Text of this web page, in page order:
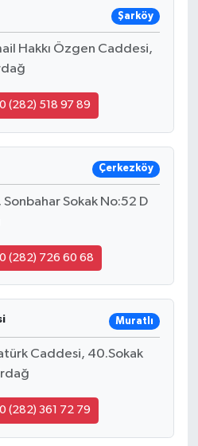
Şarköy
Hakkı Özgen Caddesi,
0 (282) 518 97 89
Çerkezköy
Sokak No:52 D
0 (282) 726 60 68
Muratlı
Caddesi, 40.Sokak
0 (282) 361 72 79